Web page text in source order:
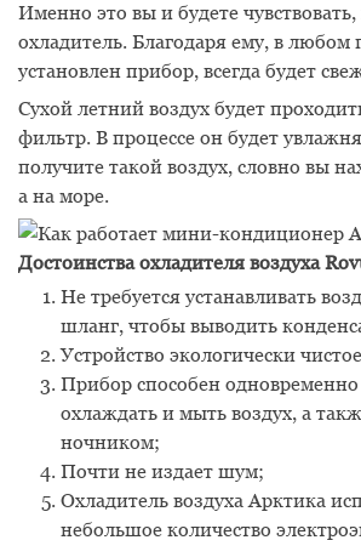
Именно это вы и будете
охладитель. Благодаря ему, в
установлен прибор, всегда будет
Сухой летний воздух будет
фильтр. В процессе он будет
получите такой воздух, словно вы
а на море.
Достоинства охладителя воздуха
Не требуется устанавливать
шланг, чтобы выводить
Устройство экологически
Прибор способен
охлаждать и мыть воздух, а
ночником;
Почти не издает шум;
Охладитель воздуха Арктика
небольшое количество